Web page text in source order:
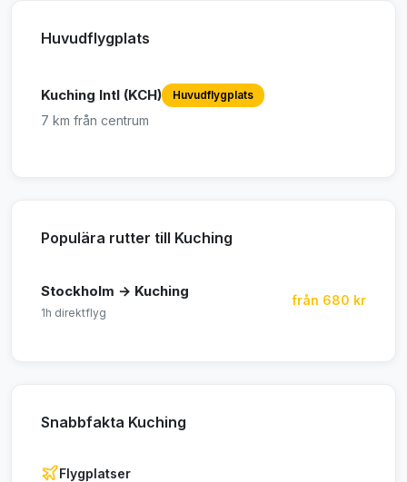
Huvudflygplats
Kuching Intl (KCH) Huvudflygplats
7 km från centrum
Populära rutter till Kuching
Stockholm → Kuching
1h direktflyg
från 680 kr
Snabbfakta Kuching
Flygplatser